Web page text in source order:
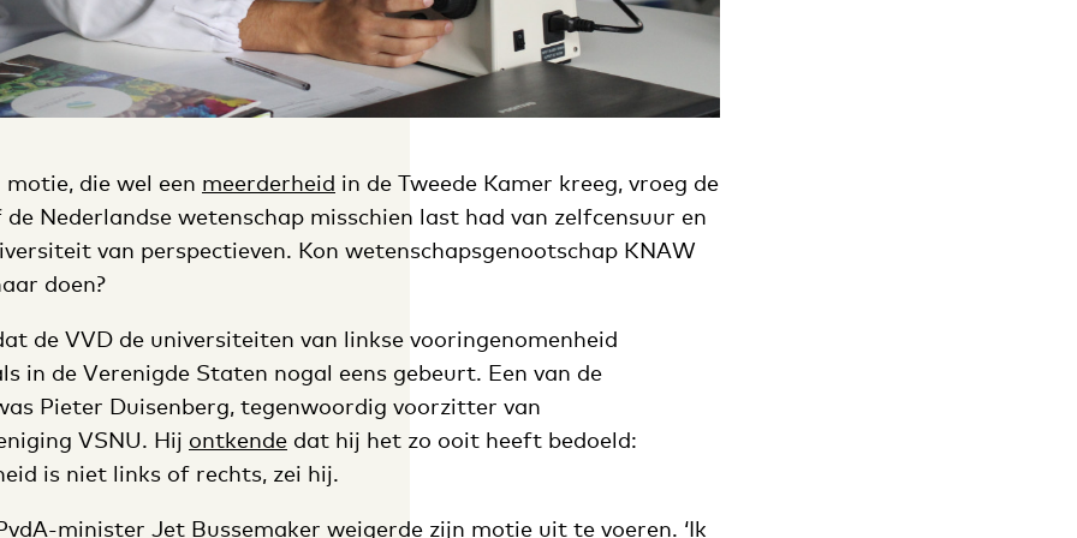
die wel een meerderheid in de Tweede Kamer kreeg, vroeg de
Nederlandse wetenschap misschien last had van zelfcensuur en
van perspectieven. Kon wetenschapsgenootschap KNAW
doen?
de VVD de universiteiten van linkse vooringenomenheid
in de Verenigde Staten nogal eens gebeurt. Een van de
Pieter Duisenberg, tegenwoordig voorzitter van
VSNU. Hij ontkende dat hij het zo ooit heeft bedoeld:
is niet links of rechts, zei hij.
minister Jet Bussemaker weigerde zijn motie uit te voeren. ‘Ik